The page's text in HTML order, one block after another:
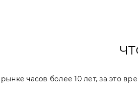
часов более 10 лет, за это